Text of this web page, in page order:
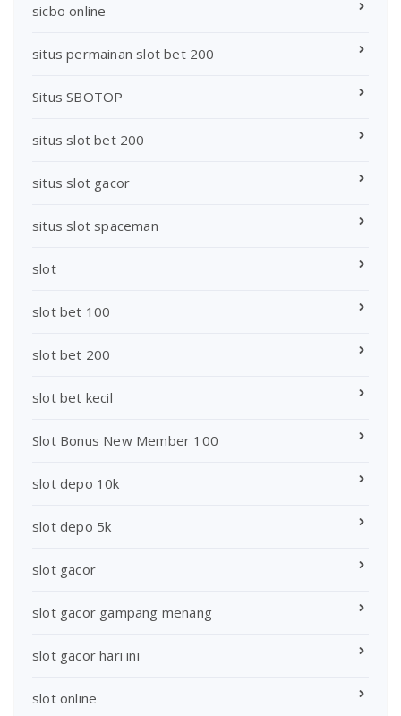
sicbo online
situs permainan slot bet 200
Situs SBOTOP
situs slot bet 200
situs slot gacor
situs slot spaceman
slot
slot bet 100
slot bet 200
slot bet kecil
Slot Bonus New Member 100
slot depo 10k
slot depo 5k
slot gacor
slot gacor gampang menang
slot gacor hari ini
slot online